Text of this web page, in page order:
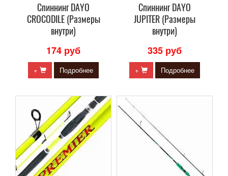
Cпиннинг DAYO
CROCODILE (Размеры
внутри)
174 руб
+ Подробнее
Cпиннинг DAYO
JUPITER (Размеры
внутри)
335 руб
+ Подробнее